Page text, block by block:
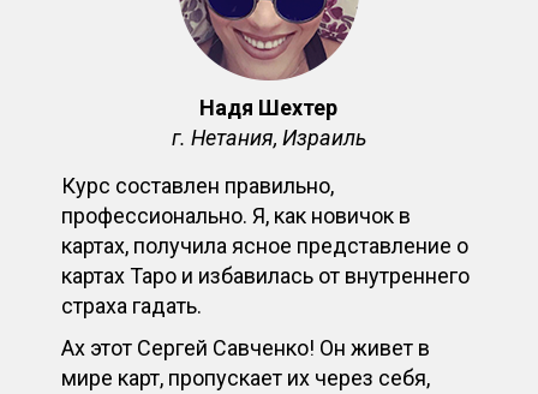
Надя Шехтер
г. Нетания, Израиль
Курс составлен правильно,
профессионально. Я, как новичок в
картах, получила ясное представление о
картах Таро и избавилась от внутреннего
страха гадать.
Ах этот Сергей Савченко! Он живет в
мире карт, пропускает их через себя,